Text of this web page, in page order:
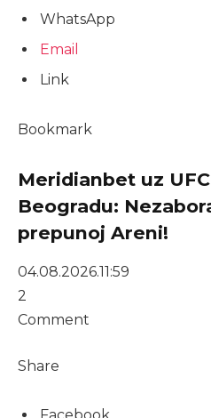
WhatsApp
Email
Link
Bookmark
Meridianbet uz
Beogradu:
prepunoj Areni!
04.08.2026.11:59
2
Comment
Share